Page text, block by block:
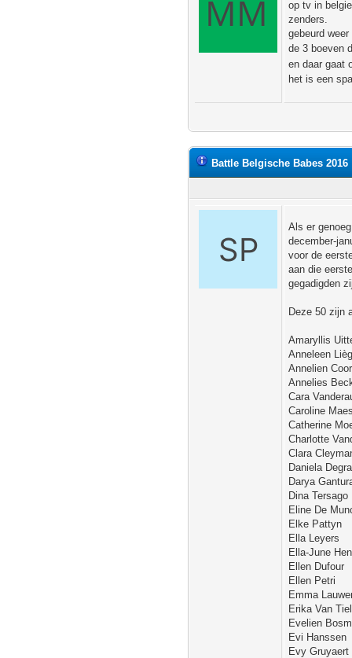
op tv in
zenders.
gebeurd
de 3 boeven
en daar gaat
het is een
Battle Belgische Babes 2016
Als er
december-
voor de
aan die
gegadigden
Deze 50 zijn
Amaryllis
Anneleen
Annelien
Annelies
Cara
Caroline
Catherine
Charlotte
Clara
Daniela
Darya
Dina Tersago
Eline De
Elke Pattyn
Ella Leyers
Ella-June
Ellen Dufour
Ellen Petri
Emma
Erika Van
Evelien
Evi Hanssen
Evy Gruyaert